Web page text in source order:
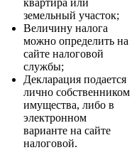
земельный участок;
Величину налога
можно определить на
сайте налоговой
службы;
Декларация подается
лично собственником
имущества, либо в
электронном
варианте на сайте
налоговой.